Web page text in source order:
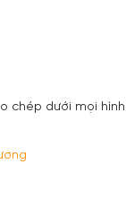
chép dưới mọi hình